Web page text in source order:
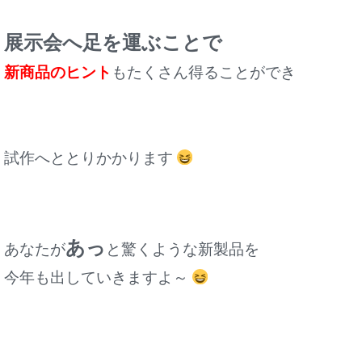
展示会へ足を運ぶことで
新商品のヒント もたくさん得ることができ
試作へととりかかります
あなたがあっ と驚くような新製品を
今年も出していきますよ～